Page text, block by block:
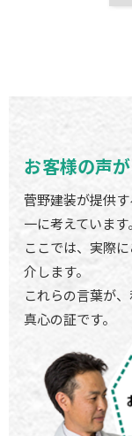
お客様の声
菅野建装が提供
一に考えています。
ここでは、実際
介します。
これらの言葉が
真心の証です。